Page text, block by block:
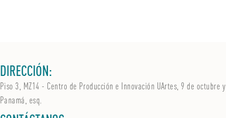
DIRECCIÓN:
Piso 3, MZ14 - Centro de Producción e Innovación UArtes, 9 de octubre y
Panamá, esq.